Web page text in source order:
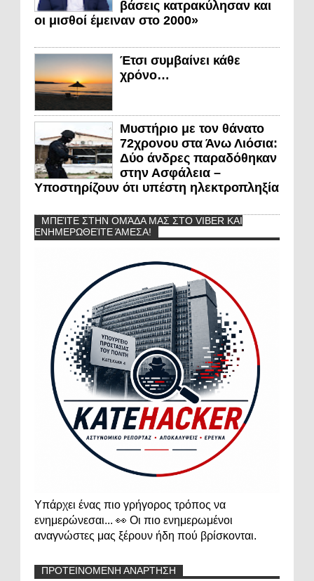
βάσεις κατρακύλησαν και
οι μισθοί έμειναν στο 2000»
Έτσι συμβαίνει κάθε
χρόνο…
Μυστήριο με τον θάνατο
72χρονου στα Άνω Λιόσια:
Δύο άνδρες παραδόθηκαν
στην Ασφάλεια –
Υποστηρίζουν ότι υπέστη ηλεκτροπληξία
ΜΠΕΊΤΕ ΣΤΗΝ ΟΜΆΔΑ ΜΑΣ ΣΤΟ VIBER ΚΑΙ
ΕΝΗΜΕΡΩΘΕΊΤΕ ΆΜΕΣΑ!
Υπάρχει ένας πιο γρήγορος τρόπος να
ενημερώνεσαι... 👀 Οι πιο ενημερωμένοι
αναγνώστες μας ξέρουν ήδη πού βρίσκονται.
ΠΡΟΤΕΙΝΟΜΕΝΗ ΑΝΑΡΤΗΣΗ